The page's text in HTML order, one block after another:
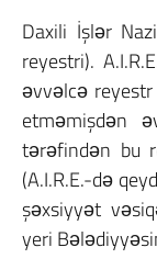
Daxili İşlər
reyestri).
əvvəlcə
etməmişdən
tərəfindən bu
(A.I.R.E.-də
şəxsiyyət
yeri